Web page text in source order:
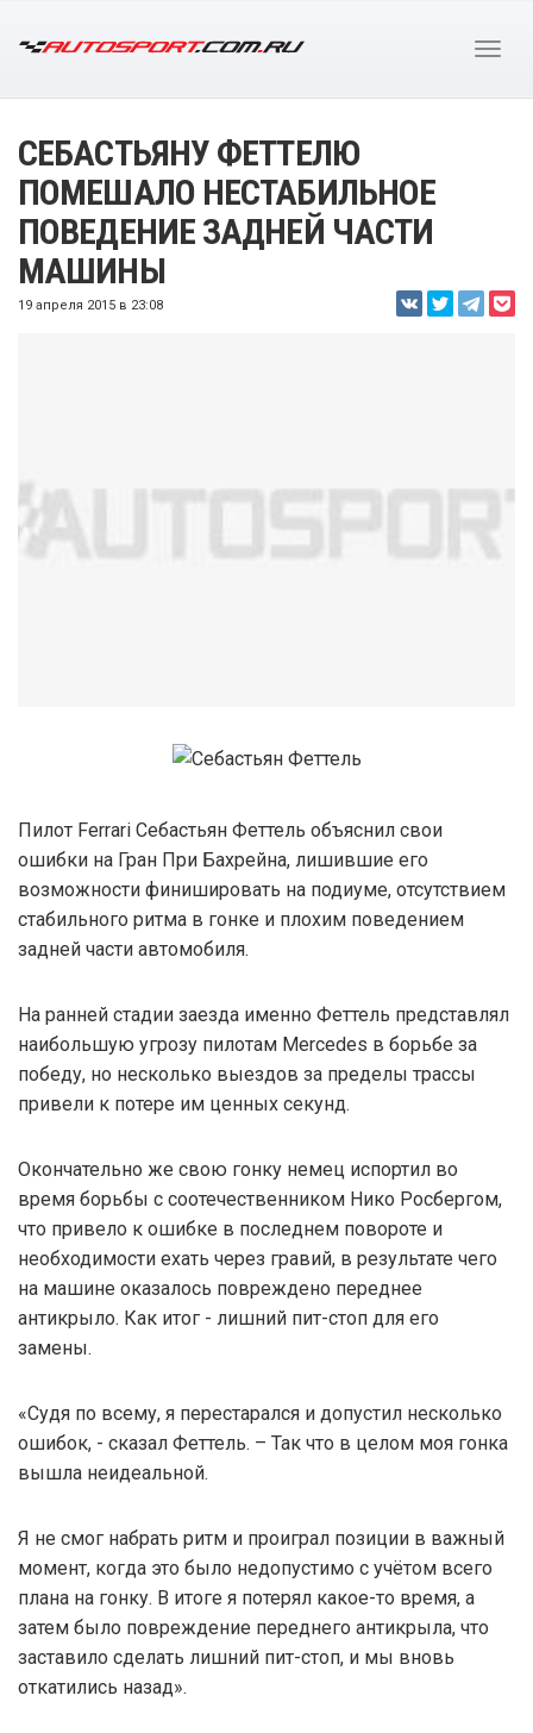
СЕБАСТЬЯНУ ФЕТТЕЛЮ
ПОМЕШАЛО НЕСТАБИЛЬНОЕ
ПОВЕДЕНИЕ ЗАДНЕЙ ЧАСТИ
МАШИНЫ
19 апреля 2015 в 23:08
Пилот Ferrari Себастьян Феттель объяснил свои
ошибки на Гран При Бахрейна, лишившие его
возможности финишировать на подиуме, отсутствием
стабильного ритма в гонке и плохим поведением
задней части автомобиля.
На ранней стадии заезда именно Феттель представлял
наибольшую угрозу пилотам Mercedes в борьбе за
победу, но несколько выездов за пределы трассы
привели к потере им ценных секунд.
Окончательно же свою гонку немец испортил во
время борьбы с соотечественником Нико Росбергом,
что привело к ошибке в последнем повороте и
необходимости ехать через гравий, в результате чего
на машине оказалось повреждено переднее
антикрыло. Как итог - лишний пит-стоп для его
замены.
«Судя по всему, я перестарался и допустил несколько
ошибок, - сказал Феттель. – Так что в целом моя гонка
вышла неидеальной.
Я не смог набрать ритм и проиграл позиции в важный
момент, когда это было недопустимо с учётом всего
плана на гонку. В итоге я потерял какое-то время, а
затем было повреждение переднего антикрыла, что
заставило сделать лишний пит-стоп, и мы вновь
откатились назад».